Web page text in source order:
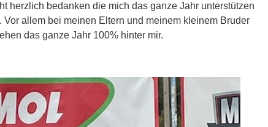
herzlich bedanken die mich das ganze Jahr unterstützen
allem bei meinen Eltern und meinem kleinem Bruder
das ganze Jahr 100% hinter mir.